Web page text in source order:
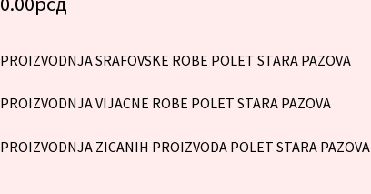
PROIZVODNJA SRAFOVSKE ROBE POLET STARA PAZOVA
PROIZVODNJA VIJACNE ROBE POLET STARA PAZOVA
PROIZVODNJA ZICANIH PROIZVODA POLET STARA PAZOVA